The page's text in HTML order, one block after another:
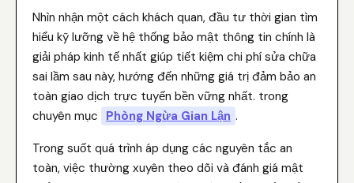
Nhìn nhận một cách khách quan, đầu tư thời gian tìm
hiểu kỹ lưỡng về hệ thống bảo mật thông tin chính là
giải pháp kinh tế nhất giúp tiết kiệm chi phí sửa chữa
sai lầm sau này, hướng đến những giá trị đảm bảo an
toàn giao dịch trực tuyến bền vững nhất. trong
chuyên mục Phòng Ngừa Gian Lận .
Trong suốt quá trình áp dụng các nguyên tắc an
toàn, việc thường xuyên theo dõi và đánh giá mật